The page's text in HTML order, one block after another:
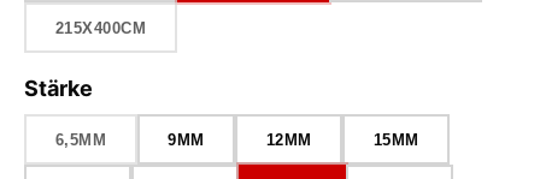
215X400CM(DIESE OPTION IST ZURZEIT NICHT VERFÜGBAR.)
Stärke
6,5MM(DIESE OPTION IST ZURZEIT NICHT VERFÜGBAR.)
9MM 12MM 15MM